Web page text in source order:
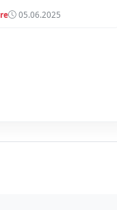
05.06.2025